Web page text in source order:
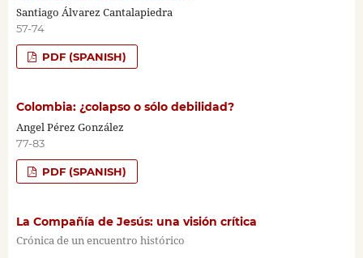
Santiago Álvarez Cantalapiedra
57-74
PDF (SPANISH)
Colombia: ¿colapso o sólo debilidad?
Angel Pérez González
77-83
PDF (SPANISH)
La Compañía de Jesús: una visión crítica
Crónica de un encuentro histórico